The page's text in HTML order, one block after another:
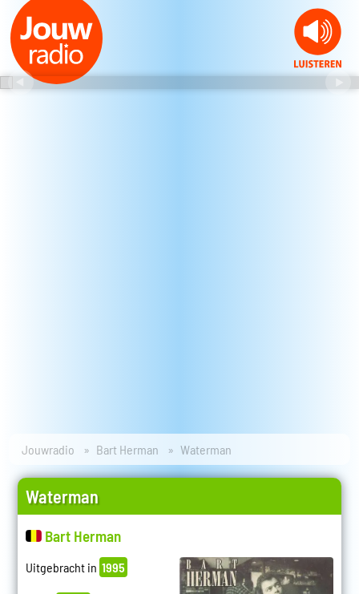
Jouwradio Bart Herman Waterman
Waterman
Bart Herman
Uitgebracht in 1995